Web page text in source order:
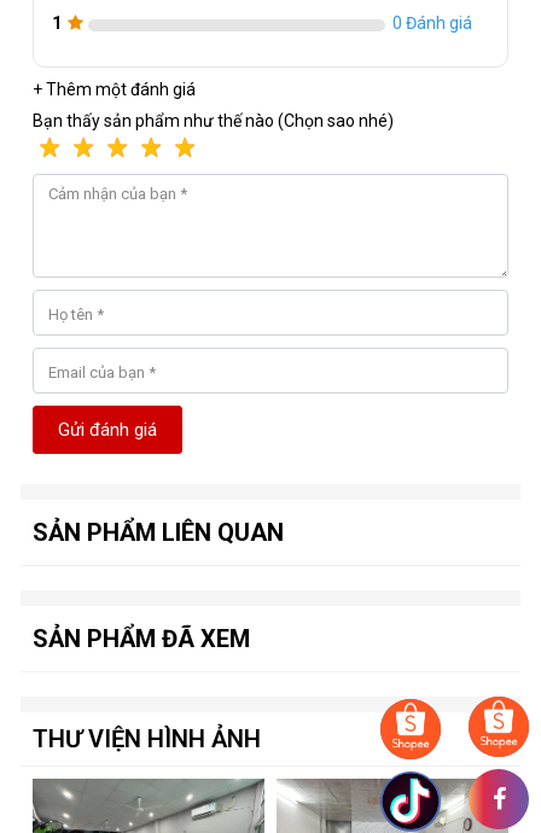
1
0 Đánh giá
+ Thêm một đánh giá
Bạn thấy sản phẩm như thế nào (Chọn sao nhé)
Gửi đánh giá
SẢN PHẨM LIÊN QUAN
SẢN PHẨM ĐÃ XEM
THƯ VIỆN HÌNH ẢNH